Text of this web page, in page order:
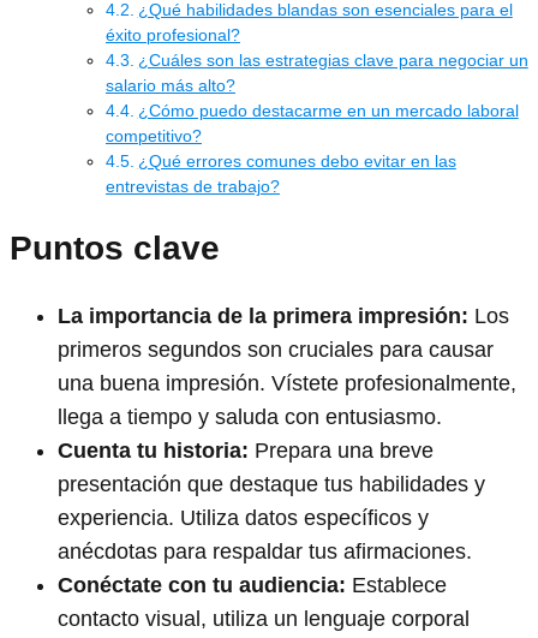
¿Qué habilidades blandas son esenciales para el
éxito profesional?
¿Cuáles son las estrategias clave para negociar un
salario más alto?
¿Cómo puedo destacarme en un mercado laboral
competitivo?
¿Qué errores comunes debo evitar en las
entrevistas de trabajo?
Puntos clave
La importancia de la primera impresión: Los
primeros segundos son cruciales para causar
una buena impresión. Vístete profesionalmente,
llega a tiempo y saluda con entusiasmo.
Cuenta tu historia: Prepara una breve
presentación que destaque tus habilidades y
experiencia. Utiliza datos específicos y
anécdotas para respaldar tus afirmaciones.
Conéctate con tu audiencia: Establece
contacto visual, utiliza un lenguaje corporal